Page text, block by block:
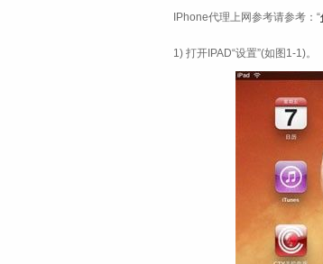
IPhone代理上网参考请参考：“
1) 打开IPAD“设置”(如图1-1)。